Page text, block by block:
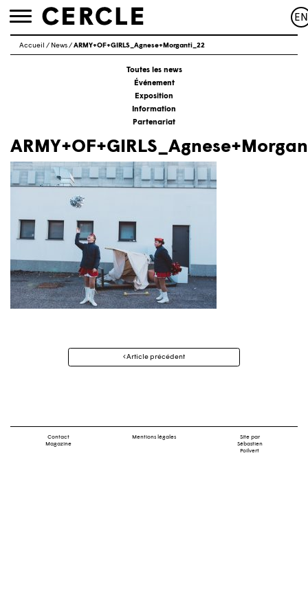
Toggle
EN
Accueil / News/ARMY+OF+GIRLS_Agnese+Morganti_22
Toutes les news
Événement
Exposition
Information
Partenariat
Navigation
Article précédent
Contact
Magazine
Mentions légales
Site par
Sébastien
Poilvert